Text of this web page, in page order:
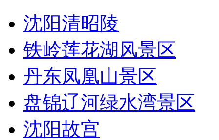
沈阳清昭陵
铁岭莲花湖风景区
丹东凤凰山景区
盘锦辽河绿水湾景区
沈阳故宫